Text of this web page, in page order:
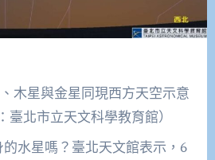
木星與金星同現西方天空示意
臺北市立天文科學教育館）